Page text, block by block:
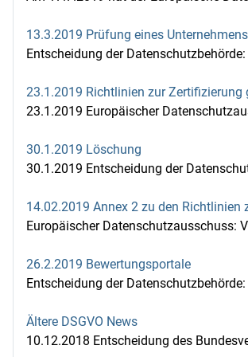
13.3.2019 Prüfung eines
Entscheidung der
23.1.2019 Richtlinien zur Zertifizierung
23.1.2019 Europäischer
30.1.2019 Löschung
30.1.2019 Entscheidung der
14.02.2019 Annex 2 zu den Richtlinien
Europäischer Datenschutzausschuss:
26.2.2019 Bewertungsportale
Entscheidung der
Ältere DSGVO News
10.12.2018 Entscheidung des